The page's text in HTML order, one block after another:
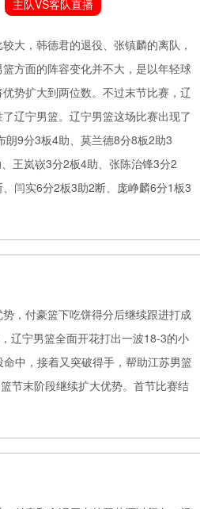
主队VS客队直播
大，韩德君的退役、张镇麟的离队，
方面的阵容变化并不大，是以年轻球
势扩大到两位数。不过末节比赛，辽
辽宁男篮。辽宁男篮这场比赛出现了
9分3板4助、莫兰德8分8板2助3
王岚嵚3分2板4助、张陈治锋3分2
闫实6分2板3助2断、庞峥麟6分1板3
，付豪篮下吃饼得分后继续跟进打成
辽宁男篮全面开花打出一波18-3的小
中，接着又突破得手，帮助江苏男篮
节末阶段继续扩大优势。首节比赛结